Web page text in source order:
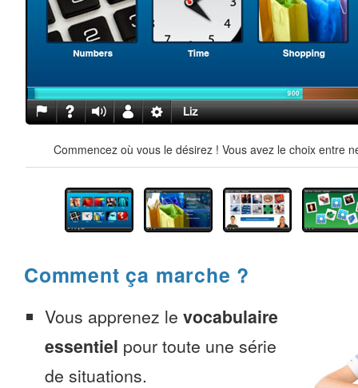
Commencez où vous le désirez ! Vous avez le choix entre
Comment ça marche ?
Vous apprenez le vocabulaire
essentiel pour toute une série
de situations.